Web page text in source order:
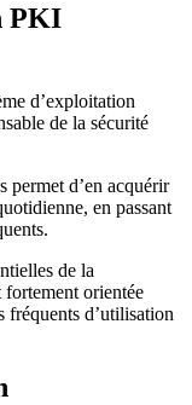
PKI
d’exploitation
de la sécurité
permet d’en acquérir
en passant
de la
orientée
fréquents d’utilisation